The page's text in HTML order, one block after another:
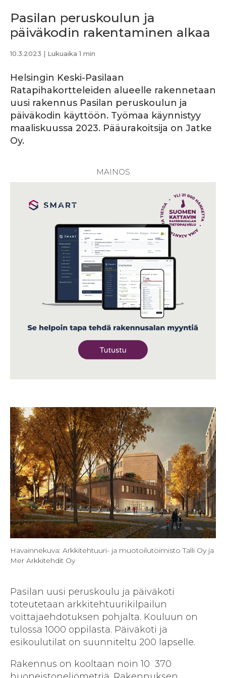
Pasilan peruskoulun ja
päiväkodin rakentaminen alkaa
10.3.2023 | Lukuaika 1 min
Helsingin Keski-Pasilaan
Ratapihakortteleiden alueelle rakennetaan
uusi rakennus Pasilan peruskoulun ja
päiväkodin käyttöön. Työmaa käynnistyy
maaliskuussa 2023. Pääurakoitsija on Jatke
Oy.
Havainnekuva: Arkkitehtuuri- ja muotoilutoimisto Talli Oy ja
Mer Arkkitehdit Oy
Pasilan uusi peruskoulu ja päiväkoti
toteutetaan arkkitehtuurikilpailun
voittajaehdotuksen pohjalta. Kouluun on
tulossa 1000 oppilasta. Päiväkoti ja
esikoulutilat on suunniteltu 200 lapselle.
Rakennus on kooltaan noin 10 370